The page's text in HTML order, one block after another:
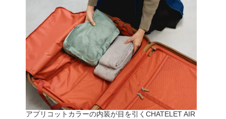
アプリコットカラーの内装が目を引くCHATELET AIR